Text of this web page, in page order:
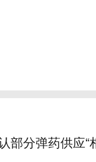
部分弹药供应“